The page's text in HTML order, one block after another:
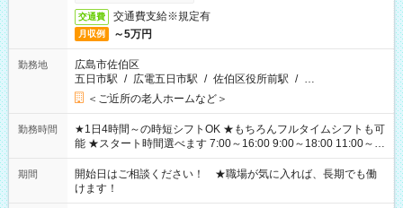
交通費 交通費支給※規定有
月収例 ～5万円
勤務地
広島市佐伯区
五日市駅 / 広電五日市駅 / 佐伯区役所前駅 / …
＜ご近所の老人ホームなど＞
勤務時間
★1日4時間～の時短シフトOK ★もちろんフルタイムシフトも可
能 ★スタート時間選べます 7:00～16:00 9:00～18:00 11:00～
20:00 など 残業なし！ ※Wワークの場合、他のお仕事と合わせ
週40時間超の就業はご案内できません ※法令に基づき、週20時
間以上勤務は社会保険への加入対象となります ※労働者派遣法
（日雇い派遣の原則禁止）により、短時間・短期間の就業はご
期間
開始日はご相談ください！ ★職場が気に入れば、長期でも働
けます！